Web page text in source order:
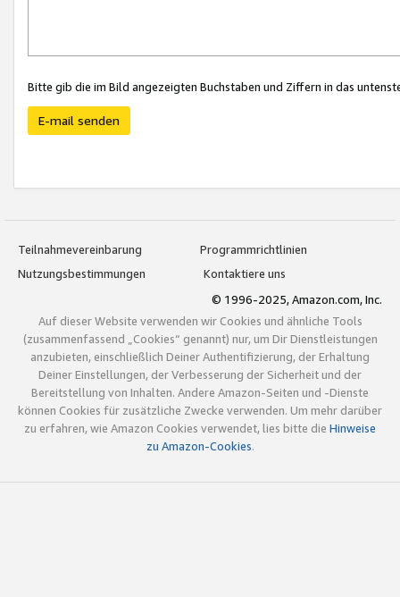
Bitte gib die im Bild angezeigten Buchstaben und Ziffern in das
E-mail senden
Teilnahmevereinbarung
Programmrichtlinien
Nutzungsbestimmungen
Kontaktiere uns
© 1996-2025, Amazon.com, Inc.
Auf dieser Website verwenden wir Cookies und ähnliche Tools
(zusammenfassend „Cookies“ genannt) nur, um Dir Dienstleistungen
anzubieten, einschließlich Deiner Authentifizierung, der Erhaltung
Deiner Einstellungen, der Verbesserung der Sicherheit und der
Bereitstellung von Inhalten. Andere Amazon-Seiten und -Dienste
können Cookies für zusätzliche Zwecke verwenden. Um mehr darüber
zu erfahren, wie Amazon Cookies verwendet, lies bitte die Hinweise
zu Amazon-Cookies.